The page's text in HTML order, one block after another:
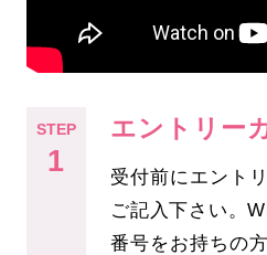
STEP
1
エントリー
受付前にエント
ご記入下さい。
番号をお持ちの